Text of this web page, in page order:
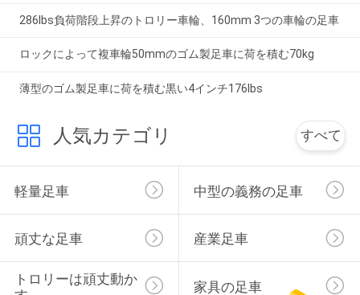
286lbs負荷階段上昇のトロリー車輪、160mm 3つの車輪の足車
ロックによって複車輪50mmのゴム製足車に荷を積む70kg
薄型のゴム製足車に荷を積む黒い4インチ176lbs
人気カテゴリ すべて
軽量足車 中型の義務の足車
頑丈な足車 産業足車
トロリーは頑丈動か
家具の足車